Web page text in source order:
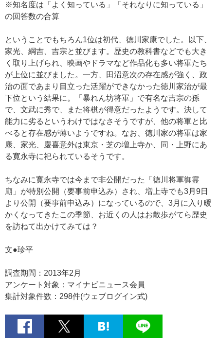
※知名度は「よく知っている」「それなりに知っている」
の回答数の合算
ということでもちろん1位は初代、徳川家康でした。以下、
家光、綱吉、吉宗と並びます。歴史の教科書などでも大き
く取り上げられ、映画やドラマなど作品化も多い将軍たち
が上位に並びました。一方、田沼意次の存在感が強く、政
治の面であまり目立った活躍ができなかった徳川家治が最
下位という結果に。「暴れん坊将軍」で有名な吉宗の孫
で、文武に秀で、また将棋が得意だったようです。決して
能力に劣るというわけではなさそうですが、他の将軍と比
べると存在感が薄いようですね。なお、徳川家の将軍は家
康、家光、慶喜意外は東京・芝の増上寺か、同・上野にあ
る寛永寺に祀られているそうです。
ちなみに寛永寺では今まで非公開だった「徳川将軍御霊
廟」が特別公開（要事前申込み）され、増上寺でも3月9日
より公開（要事前申込み）になっているので、3月に入り暖
かくなってきたこの季節、お近くの人はお散歩がてら歴史
を訪ねて出かけてみては？
文●珍平
調査期間：2013年2月
アンケート対象：マイナビニュース会員
集計対象件数：298件(ウェブログイン式)